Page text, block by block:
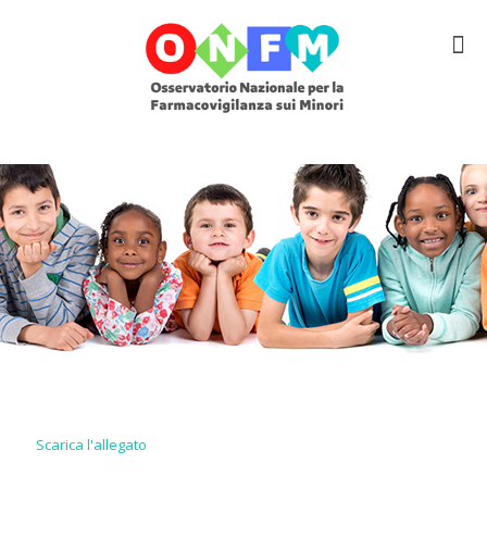
Scarica l'allegato